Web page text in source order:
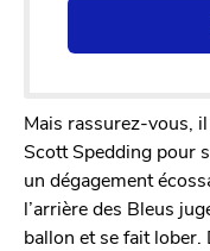
Mais rassurez-vous,
Scott Spedding pour
un dégagement
l’arrière des Bleus
ballon et se fait lober.